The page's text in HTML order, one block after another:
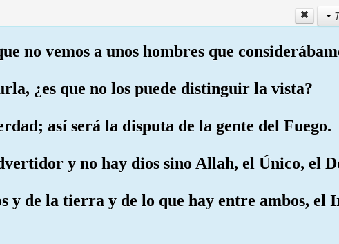
no vemos a unos hombres que
¿es que no los puede distinguir la vista?
así será la disputa de la gente del Fuego.
y no hay dios sino Allah, el Único, el
y de la tierra y de lo que hay entre ambos, el